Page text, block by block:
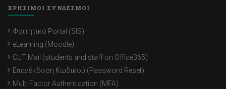
ΧΡΗΣΙΜΟΙ ΣΥΝΔΕΣΜΟΙ
Φοιτητικό Portal (SIS)
eLearning (Moodle)
CUT Mail (students and staff on Office365)
Επανέκδοση Κωδικού (Password Reset)
Multi Factor Authentication (MFA)